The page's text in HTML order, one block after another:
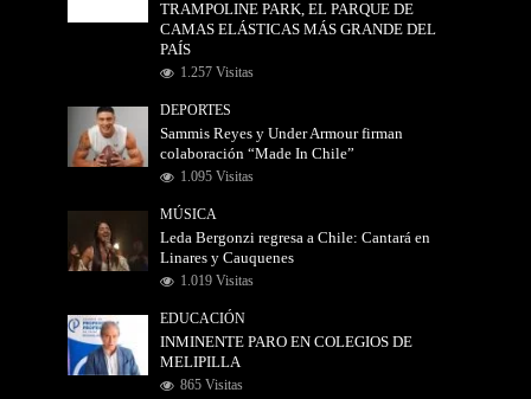
TRAMPOLINE PARK, EL PARQUE DE
CAMAS ELÁSTICAS MÁS GRANDE DEL
PAÍS
1.257 Visitas
DEPORTES
Sammis Reyes y Under Armour firman
colaboración “Made In Chile”
1.095 Visitas
MÚSICA
Leda Bergonzi regresa a Chile: Cantará en
Linares y Cauquenes
1.019 Visitas
EDUCACIÓN
INMINENTE PARO EN COLEGIOS DE
MELIPILLA
865 Visitas